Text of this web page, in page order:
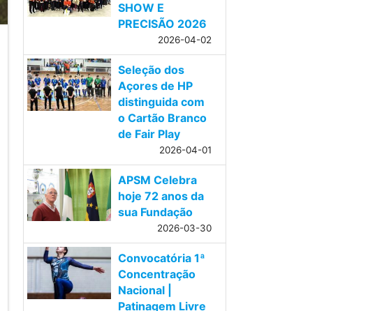
SHOW E
PRECISÃO 2026
2026-04-02
Seleção dos
Açores de HP
distinguida com
o Cartão Branco
de Fair Play
2026-04-01
APSM Celebra
hoje 72 anos da
sua Fundação
2026-03-30
Convocatória 1ª
Concentração
Nacional |
Patinagem Livre